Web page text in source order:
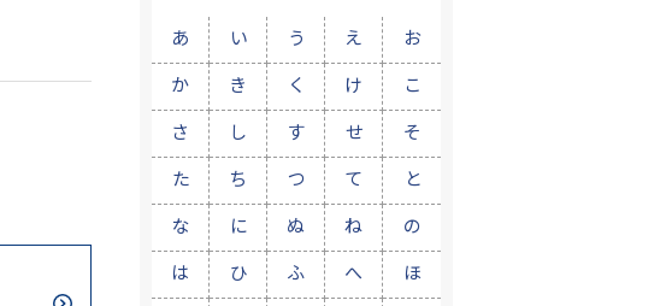
あ い う え お
か き く け こ
さ し す せ そ
た ち つ て と
な に ぬ ね の
は ひ ふ へ ほ